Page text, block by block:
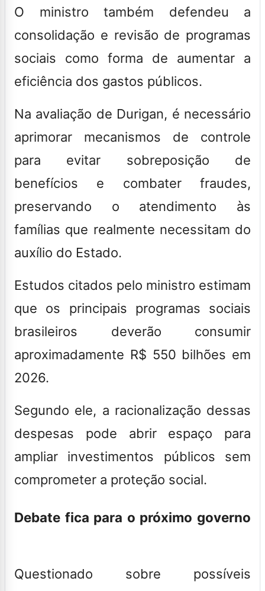
O ministro também defendeu a
consolidação e revisão de programas
sociais como forma de aumentar a
eficiência dos gastos públicos.
Na avaliação de Durigan, é necessário
aprimorar mecanismos de controle
para evitar sobreposição de
benefícios e combater fraudes,
preservando o atendimento às
famílias que realmente necessitam do
auxílio do Estado.
Estudos citados pelo ministro estimam
que os principais programas sociais
brasileiros deverão consumir
aproximadamente R$ 550 bilhões em
2026.
Segundo ele, a racionalização dessas
despesas pode abrir espaço para
ampliar investimentos públicos sem
comprometer a proteção social.
Debate fica para o próximo governo
Questionado sobre possíveis